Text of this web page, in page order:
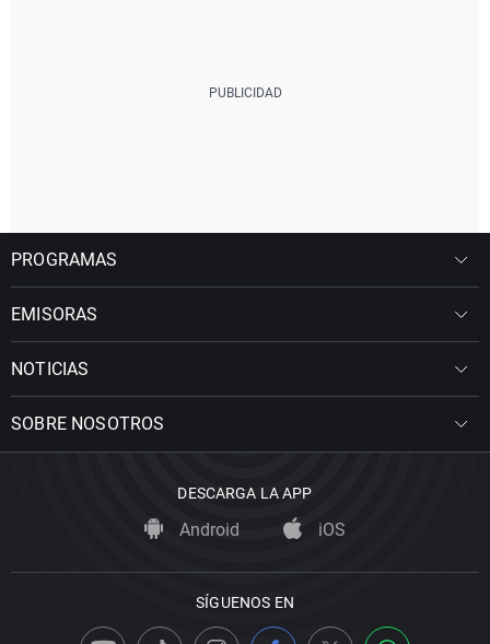
PROGRAMAS
EMISORAS
NOTICIAS
SOBRE NOSOTROS
DESCARGA LA APP
Android iOS
SÍGUENOS EN